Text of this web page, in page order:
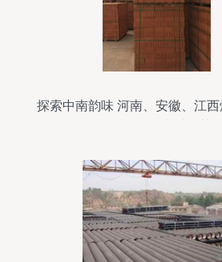
探索中南韵味 河南、安徽、江